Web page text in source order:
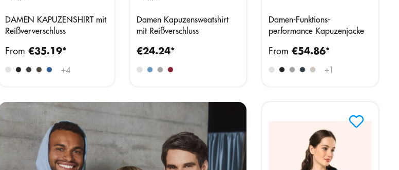
DAMEN KAPUZENSHIRT mit
Reißververschluss
+4
From €35.19*
Damen Kapuzensweatshirt
mit Reißverschluss
€24.24*
Damen-Funktions-
performance Kapuzenjacke
+1
From€54.86*